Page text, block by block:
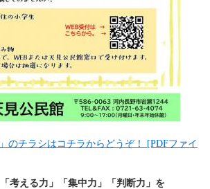
のチラシはコチラからどうぞ！ [PDFファイ
考える力」「集中力」「判断力」を